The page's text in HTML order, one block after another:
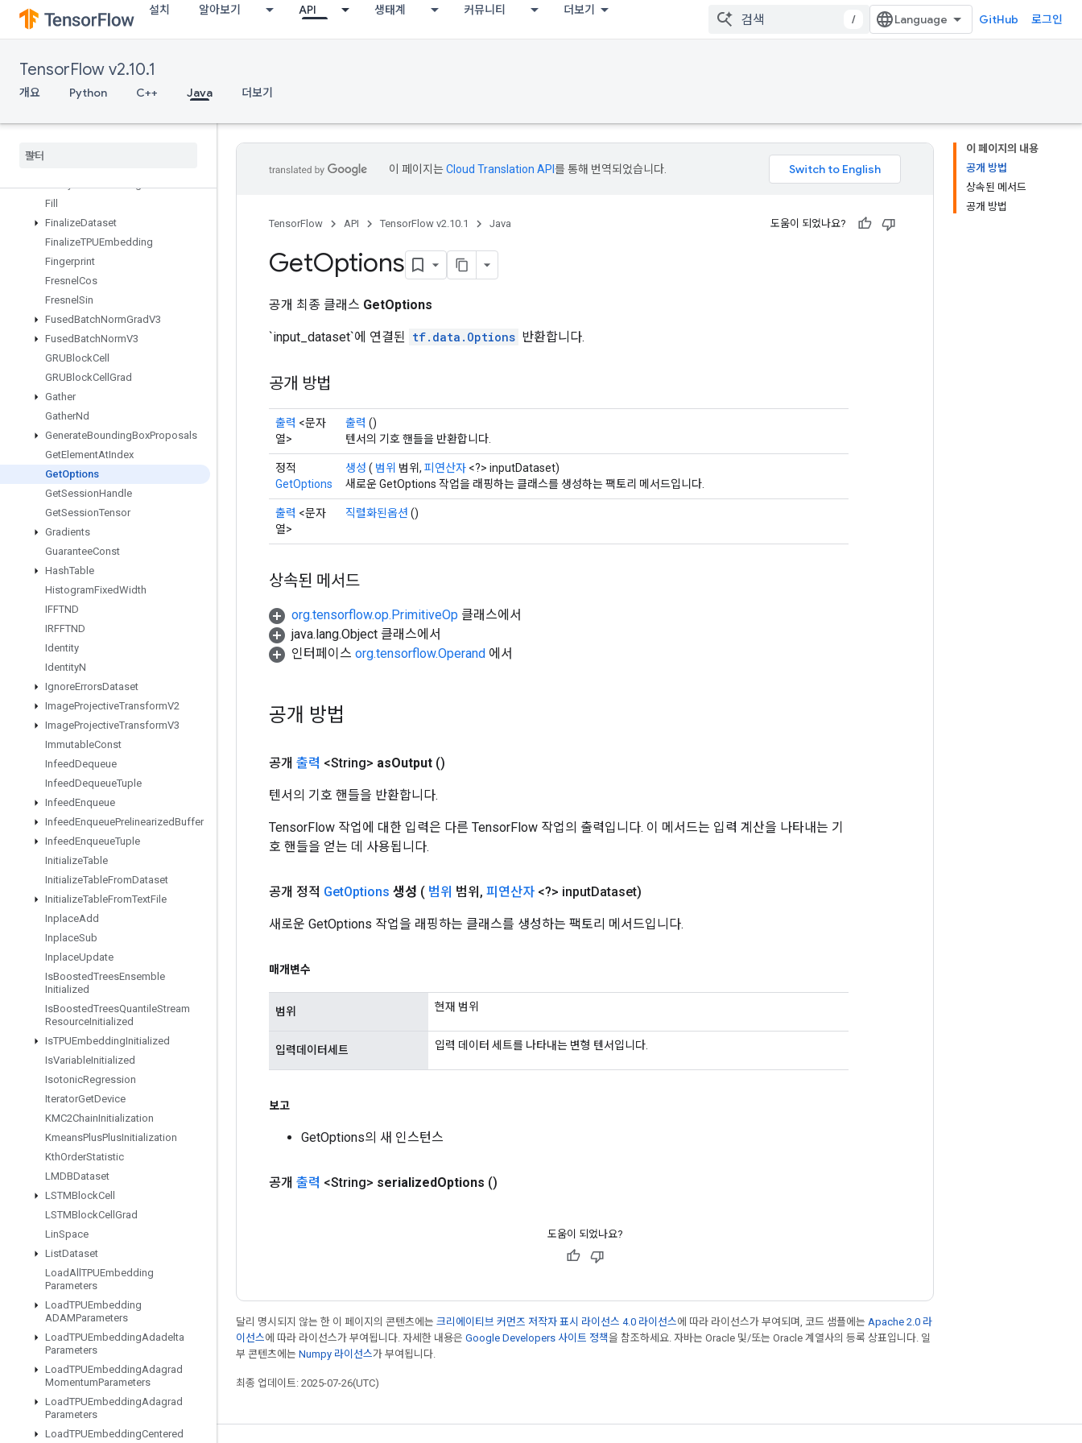
설치 알아보기 API 생태계 커뮤니티 더보기
/ GitHub 로그인
TensorFlow v2.10.1
개요 Python C++ Java 더보기
ExperimentalSqlDataset
ExperimentalStatsAggregatorHandle
mary
ExperimentalUnbatchDataset
ExtractGlimpseV2
Fill
FinalizeDataset
FinalizeTPUEmbedding
Fingerprint
Fresnel Cos
Fresnel Sin
FusedBatchNormGradV3
FusedBatchNormV3
GRUBlockCell
GRUBlockCell Grad
Gather
GatherNd
GenerateBoundingBoxProposals
GetElementAtIndex
GetOptions
GetSessionHandle
GetSessionTensor
Gradients
GuaranteeConst
HashTable
HistogramFixedWidth
IFFTND
IRFFTND
Identity
IdentityN
IgnoreErrorsDataset
ImageProjectiveTransformV2
ImageProjectiveTransformV3
ImmutableConst
InfeedDequeue
InfeedDequeueTuple
InfeedEnqueue
InfeedEnqueuePrelinearizedBuffer
InfeedEnqueueTuple
InitializeTable
InitializeTableFromDataset
InitializeTableFromTextFile
InplaceAdd
InplaceSub
InplaceUpdate
IsBoostedTreesEnsemble
Initialized
IsBoostedTreesQuantileStream
ResourceInitialized
IsTPUEmbeddingInitialized
IsVariableInitialized
IsotonicRegression
IteratorGetDevice
KMC2ChainInitialization
KmeansPlusPlusInitialization
KthOrderStatistic
LMDBDataset
LSTMBlockCell
LSTMBlockCell Grad
LinSpace
ListDataset
LoadAll TPUEmbedding
Parameters
LoadTPUEmbedding
ADAMParameters
LoadTPUEmbeddingAdadelta
Parameters
LoadTPUEmbeddingAdagrad
MomentumParameters
LoadTPUEmbeddingAdagrad
Parameters
LoadTPUEmbeddingCentered
이 페이지의 내용
공개 방법
상속된 메서드
공개 방법
이 페이지는Cloud Translation API 를 통해 번역되었습니다.
TensorFlow API TensorFlow v2.10.1 Java 도움이 되었나요?
GetOptions
공개 최종 클래스 GetOptions
`input_dataset`에 연결된 tf.data.Options 반환합니다.
공개 방법
출력 <문자
열>
출력 ()
텐서의 기호 핸들을 반환합니다.
정적
GetOptions
생성 ( 범위 범위, 피연산자 <?> inputDataset)
새로운 GetOptions 작업을 래핑하는 클래스를 생성하는 팩토리 메서드입니다.
출력 <문자
열>
직렬화된옵션 ()
상속된 메서드
org.tensorflow.op.PrimitiveOp 클래스에서
java.lang.Object 클래스에서
인터페이스 org.tensorflow.Operand 에서
공개 방법
공개 출력 <String> asOutput ()
텐서의 기호 핸들을 반환합니다.
TensorFlow 작업에 대한 입력은 다른 TensorFlow 작업의 출력입니다. 이 메서드는 입력 계산을 나타내는 기
호 핸들을 얻는 데 사용됩니다.
공개 정적 GetOptions 생성 ( 범위 범위 , 피연산자 <?> inputDataset)
새로운 GetOptions 작업을 래핑하는 클래스를 생성하는 팩토리 메서드입니다.
매개변수
범위 현재 범위
입력데이터세트 입력 데이터 세트를 나타내는 변형 텐서입니다.
보고
GetOptions의 새 인스턴스
공개 출력 <String> serializedOptions ()
도움이 되었나요?
달리 명시되지 않는 한 이 페이지의 콘텐츠에는 크리에이티브 커먼즈 저작자 표시 라이선스 4.0 라이선스에 따라 라이선스가 부여되며, 코드 샘플에는 Apache 2.0 라
이선스에 따라 라이선스가 부여됩니다. 자세한 내용은 Google Developers 사이트 정책을 참조하세요. 자바는 Oracle 및/또는 Oracle 계열사의 등록 상표입니다. 일
부 콘텐츠에는 Numpy 라이선스가 부여됩니다.
최종 업데이트: 2025-07-26(UTC)